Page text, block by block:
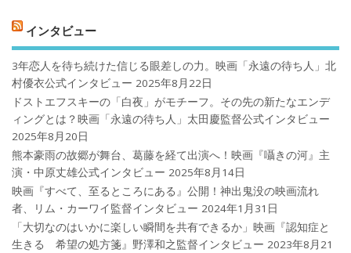
インタビュー
3年恋人を待ち続けた信じる眼差しの力。映画「永遠の待ち人」北
村優衣公式インタビュー 2025年8月22日
ドストエフスキーの「白夜」がモチーフ。その先の新たなエンデ
ィングとは？映画「永遠の待ち人」太田慶監督公式インタビュー
2025年8月20日
熊本豪雨の故郷が舞台、葛藤を経て出演へ！映画『囁きの河』主
演・中原丈雄公式インタビュー 2025年8月14日
映画『すべて、至るところにある』公開！神出鬼没の映画流れ
者、リム・カーワイ監督インタビュー 2024年1月31日
「大切なのはいかに楽しい瞬間を共有できるか」映画『認知症と
生きる 希望の処方箋』野澤和之監督インタビュー 2023年8月21